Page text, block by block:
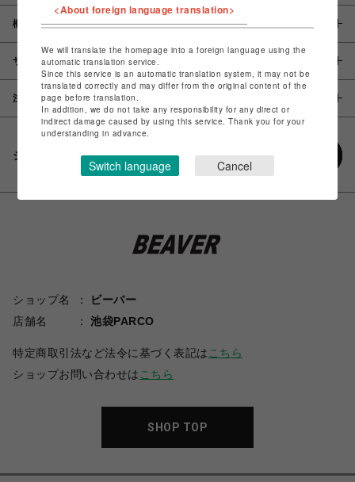
概要
サイズ
注意事項
シェアする
ショップ名
ビーバー
店舗名
池袋PARCO
特定商取引法など法令に基づく表記は こちら
ショップお問い合わせは こちら
SHOP TOP
<About foreign language translation>
We will translate the homepage into a foreign language using the
automatic translation service.
Since this service is an automatic translation system, it may not be
translated correctly and may differ from the original content of the
page before translation.
In addition, we do not take any responsibility for any direct or
indirect damage caused by using this service. Thank you for your
understanding in advance.
Switch language Cancel